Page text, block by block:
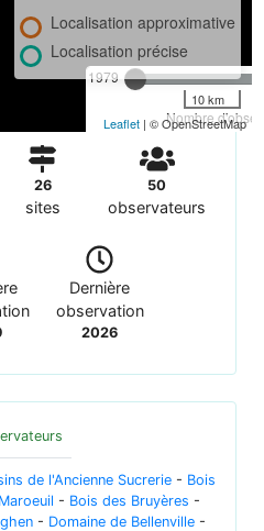
1979
Nombre
Localisation approximative
Localisation précise
10 km
Leaflet | © OpenStreetMap
26
sites
50
observateurs
Dernière
observation
2026
de l'Ancienne Sucrerie - Bois
- Bois des Bruyères -
- Domaine de Bellenville -